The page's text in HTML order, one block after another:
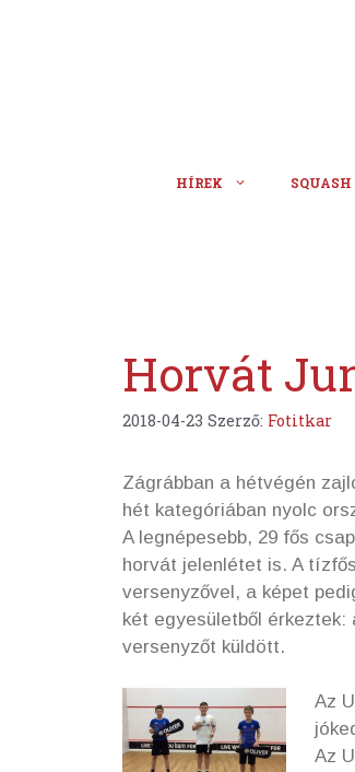
HÍREK
Horvát
2018-04-23 Szerző: Fotitkar
Zágrábban a hétvégén
hét kategóriában nyolc
A legnépesebb, 29 fős
horvát jelenlétet is. A
versenyzővel, a képet
két egyesületből érkeztek:
versenyzőt küldött.
Az
Az